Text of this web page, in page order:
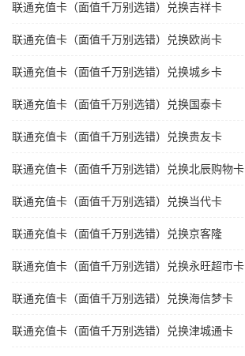
联通充值卡（面值千万别选错）兑换吉祥卡
联通充值卡（面值千万别选错）兑换欧尚卡
联通充值卡（面值千万别选错）兑换城乡卡
联通充值卡（面值千万别选错）兑换国泰卡
联通充值卡（面值千万别选错）兑换贵友卡
联通充值卡（面值千万别选错）兑换北辰购物卡
联通充值卡（面值千万别选错）兑换当代卡
联通充值卡（面值千万别选错）兑换京客隆
联通充值卡（面值千万别选错）兑换永旺超市卡
联通充值卡（面值千万别选错）兑换海信梦卡
联通充值卡（面值千万别选错）兑换津城通卡